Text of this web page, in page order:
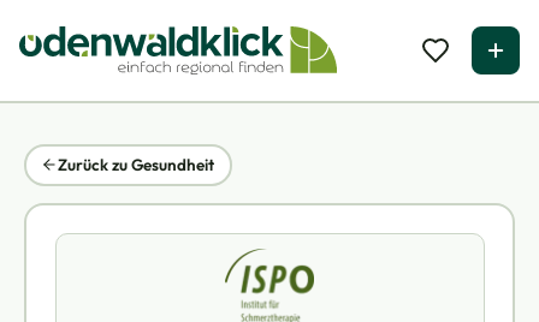
Zurück zu Gesundheit